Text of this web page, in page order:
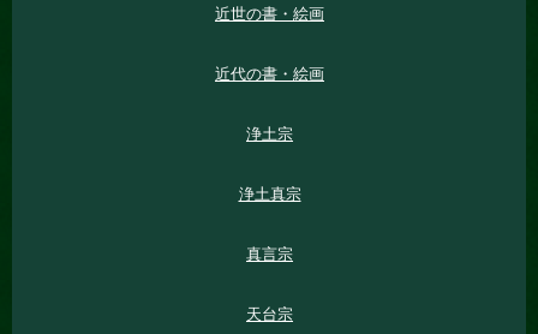
近世の書・絵画
近代の書・絵画
浄土宗
浄土真宗
真言宗
天台宗